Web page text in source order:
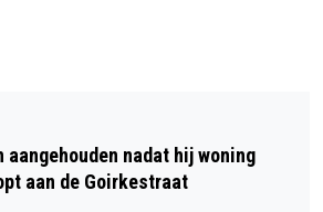
MELDINGEN VAN
BIJ VEILIG THUIS
GROOT ONDERZOEK IN
TILBURG
aangehouden nadat hij woning
aan de Goirkestraat